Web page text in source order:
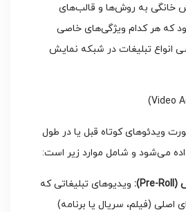
خانگی به روش‌ها و قالب‌های
که هر کدام ویژگی‌های خاصی
انواع تبلیغات در شبکه نمایش
ویدئوهای کوتاه قبل یا در طول
می‌شود و شامل موارد زیر است:
(
Pre-Roll
): ویدیوهای تبلیغاتی که
اصلی (فیلم، سریال یا برنامه)